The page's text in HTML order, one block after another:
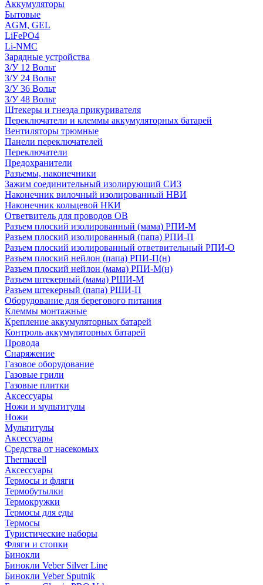
Аккумуляторы
Бытовые
AGM, GEL
LiFePO4
Li-NMC
Зарядные устройства
З/У 12 Вольт
З/У 24 Вольт
З/У 36 Вольт
З/У 48 Вольт
Штекеры и гнезда прикуривателя
Переключатели и клеммы аккумуляторных батарей
Вентиляторы трюмные
Панели переключателей
Переключатели
Предохранители
Разъемы, наконечники
Зажим соединительный изолирующий СИЗ
Наконечник вилочный изолированный НВИ
Наконечник кольцевой НКИ
Ответвитель для проводов ОВ
Разъем плоский изолированный (мама) РПИ-М
Разъем плоский изолированный (папа) РПИ-П
Разъем плоский изолированный ответвительный РПИ-О
Разъем плоский нейлон (папа) РПИ-П(н)
Разъем плоский нейлон (мама) РПИ-М(н)
Разъем штекерный (мама) РШИ-М
Разъем штекерный (папа) РШИ-П
Оборудование для берегового питания
Клеммы монтажные
Крепление аккумуляторных батарей
Контроль аккумуляторных батарей
Провода
Снаряжение
Газовое оборудование
Газовые грили
Газовые плитки
Аксессуары
Ножи и мультитулы
Ножи
Мультитулы
Аксессуары
Средства от насекомых
Thermacell
Аксессуары
Термосы и фляги
Термобутылки
Термокружки
Термосы для еды
Термосы
Туристические наборы
Фляги и стопки
Бинокли
Бинокли Veber Silver Line
Бинокли Veber Sputnik